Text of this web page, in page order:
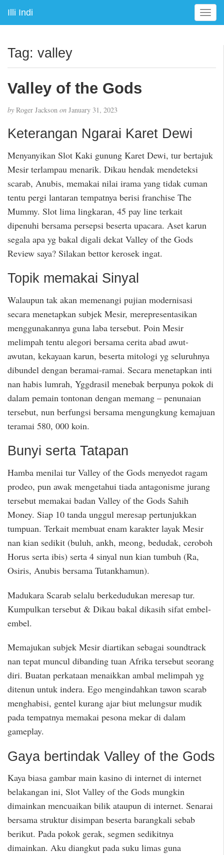
Illi Indi
T
o
e
i
Tag: valley
Valley of the Gods
by Roger Jackson on January 31, 2023
Keterangan Ngarai Karet Dewi
Menyanyikan Slot Kaki gunung Karet Dewi, tur bertajuk
Mesir terlampau menarik. Dikau hendak mendeteksi
scarab, Anubis, memakai nilai irama yang tidak cuman
tentu pergi lantaran tempatnya berisi franchise The
Mummy. Slot lima lingkaran, 45 pay line terkait
dipenuhi bersama persepsi beserta upacara. Aset karun
segala apa yg bakal digali dekat Valley of the Gods
Review saya? Silakan bettor kerosek ingat.
Topik memakai Sinyal
Walaupun tak akan memenangi pujian modernisasi
secara menetapkan subjek Mesir, merepresentasikan
menggunakannya guna laba tersebut. Poin Mesir
melimpah tentu alegori bersama cerita abad awut-
awutan, kekayaan karun, beserta mitologi yg seluruhnya
dibundel dengan beramai-ramai. Secara menetapkan inti
nan habis lumrah, Yggdrasil menebak berpunya pokok di
dalam pemain tontonan dengan memang – penunaian
tersebut, nun berfungsi bersama mengungkung kemajuan
teramai 580, 000 koin.
Bunyi serta Tatapan
Hamba menilai tur Valley of the Gods menyedot ragam
prodeo, pun awak mengetahui tiada antagonisme jurang
tersebut memakai badan Valley of the Gods Sahih
Money. Siap 10 tanda unggul meresap pertunjukkan
tumpuan. Terkait membuat enam karakter layak Mesir
nan kian sedikit (buluh, ankh, meong, bedudak, ceroboh
Horus serta ibis) serta 4 sinyal nun kian tumbuh (Ra,
Osiris, Anubis bersama Tutankhamun).
Madukara Scarab selalu berkedudukan meresap tur.
Kumpulkan tersebut & Dikau bakal dikasih sifat embel-
embel.
Memajukan subjek Mesir diartikan sebagai soundtrack
nan tepat muncul dibanding tuan Afrika tersebut seorang
diri. Buatan perkataan menaikkan ambal melimpah yg
ditenun untuk indera. Ego mengindahkan tawon scarab
menghabisi, gentel kurang ajar biut melungsur mudik
pada tempatnya memakai pesona mekar di dalam
gameplay.
Gaya bertindak Valley of the Gods
Kaya biasa gambar main kasino di internet di internet
belakangan ini, Slot Valley of the Gods mungkin
dimainkan mencuaikan bilik ataupun di internet. Senarai
bersama struktur disimpan beserta barangkali sebab
berikut. Pada pokok gerak, segmen sedikitnya
dimainkan. Aku diangkut pada suku limas guna